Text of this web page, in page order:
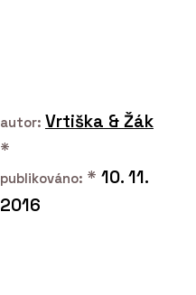
autor: Vrtiška & Žák
*
publikováno: * 10. 11.
2016